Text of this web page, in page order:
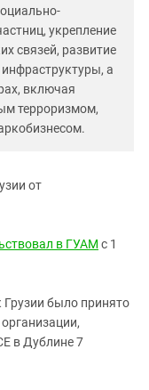
укрепление
связей, развитие
а
включая
терроризмом,
от
в ГУАМ с 1
Грузии было принято
в Дублине 7